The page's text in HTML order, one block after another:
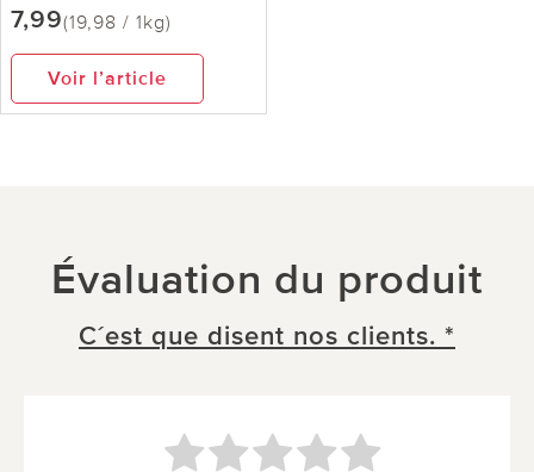
7,99(19,98 / 1kg)
Voir l’article
Évaluation du produit
C´est que disent nos clients. *